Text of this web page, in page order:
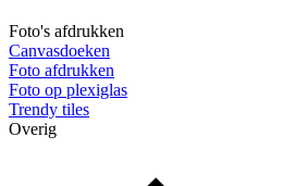
Foto's afdrukken
Canvasdoeken
Foto afdrukken
Foto op plexiglas
Trendy tiles
Overig